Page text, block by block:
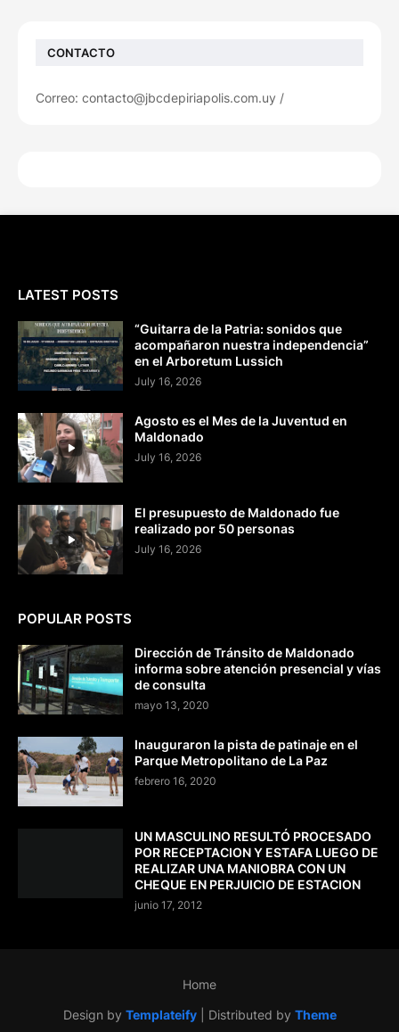
CONTACTO
Correo: contacto@jbcdepiriapolis.com.uy /
LATEST POSTS
“Guitarra de la Patria: sonidos que
acompañaron nuestra independencia”
en el Arboretum Lussich
July 16, 2026
Agosto es el Mes de la Juventud en
Maldonado
July 16, 2026
El presupuesto de Maldonado fue
realizado por 50 personas
July 16, 2026
POPULAR POSTS
Dirección de Tránsito de Maldonado
informa sobre atención presencial y vías
de consulta
mayo 13, 2020
Inauguraron la pista de patinaje en el
Parque Metropolitano de La Paz
febrero 16, 2020
UN MASCULINO RESULTÓ PROCESADO
POR RECEPTACION Y ESTAFA LUEGO DE
REALIZAR UNA MANIOBRA CON UN
CHEQUE EN PERJUICIO DE ESTACION
junio 17, 2012
Design by Templateify| Distributed by Theme
Home